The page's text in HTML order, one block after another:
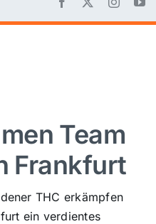
Team
Frankfurt
THC erkämpfen
ein verdientes